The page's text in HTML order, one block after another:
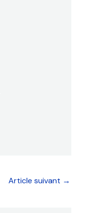
Article suivant →